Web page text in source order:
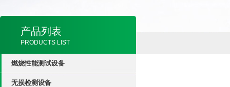
产品列表
PRODUCTS LIST
燃烧性能测试设备
无损检测设备